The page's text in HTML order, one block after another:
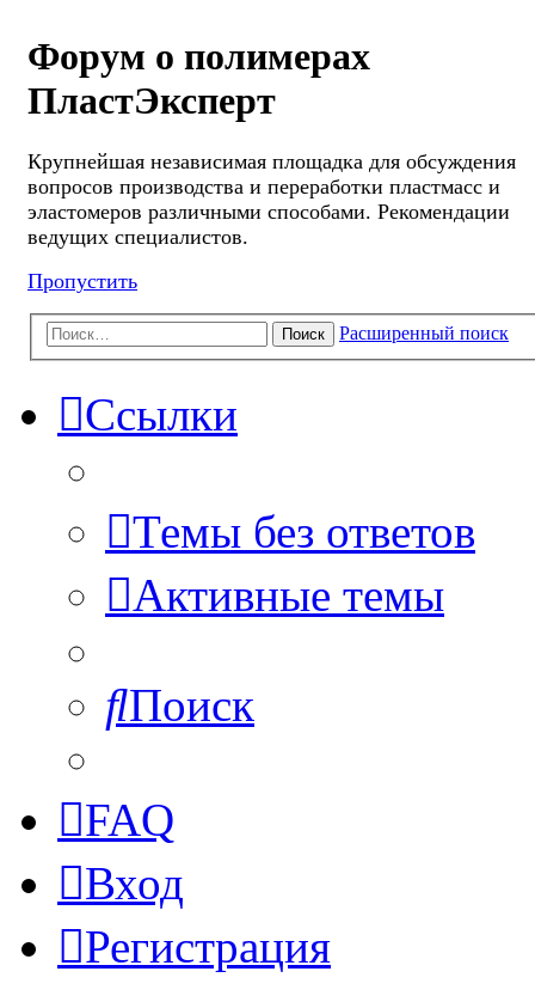
Форум о полимерах
ПластЭксперт
Крупнейшая независимая площадка для обсуждения
вопросов производства и переработки пластмасс и
эластомеров различными способами. Рекомендации
ведущих специалистов.
Пропустить
Поиск Расширенный поиск
Ссылки
Темы без ответов
Активные темы
Поиск
FAQ
Вход
Регистрация